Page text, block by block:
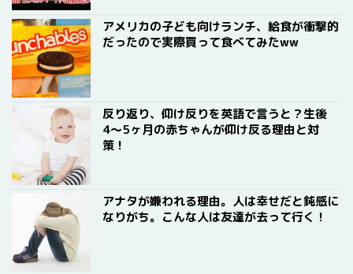
アメリカの子ども向けランチ、給食が衝撃的
だったので実際買って食べてみたww
反り返り、仰け反りを英語で言うと？生後
4〜5ヶ月の赤ちゃんが仰け反る理由と対
策！
アナタが嫌われる理由。人は幸せだと鈍感に
なりがち。こんな人は友達が去って行く！